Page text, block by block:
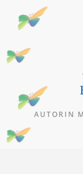
Inhalt
AUTORIN